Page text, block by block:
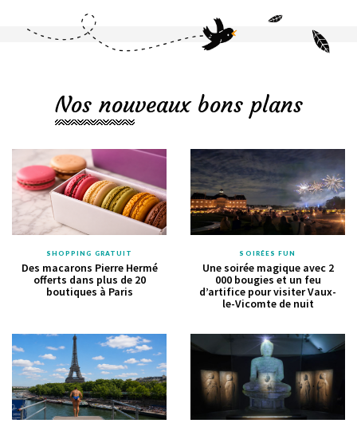
Nos nouveaux bons plans
SHOPPING GRATUIT
Des macarons Pierre Hermé
offerts dans plus de 20
boutiques à Paris
SOIRÉES FUN
Une soirée magique avec 2
000 bougies et un feu
d’artifice pour visiter Vaux-
le-Vicomte de nuit